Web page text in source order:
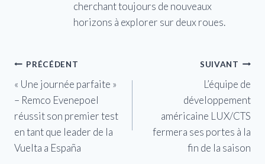
cherchant toujours de nouveaux
horizons à explorer sur deux roues.
Navigation
de
l’article
PRÉCÉDENT
« Une journée parfaite »
– Remco Evenepoel
réussit son premier test
en tant que leader de la
Vuelta a España
SUIVANT
L’équipe de
développement
américaine LUX/CTS
fermera ses portes à la
fin de la saison